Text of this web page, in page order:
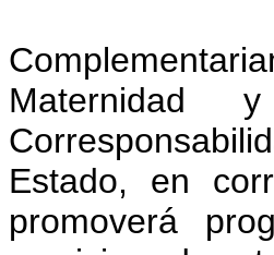
Maternidad
Estado, en
promoverá